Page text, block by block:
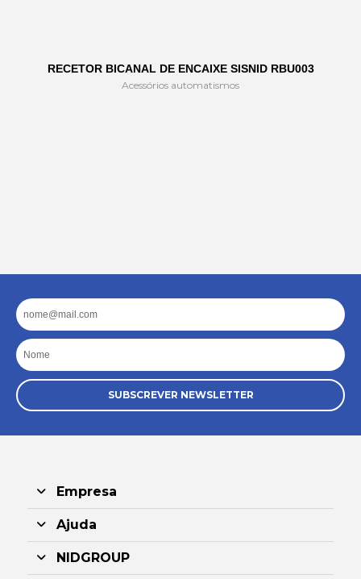
RECETOR BICANAL DE ENCAIXE SISNID RBU003
Acessórios automatismos
Email
Nome
SUBSCREVER NEWSLETTER
Empresa
Ajuda
NIDGROUP